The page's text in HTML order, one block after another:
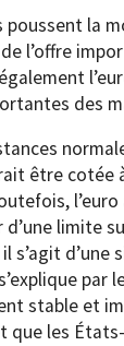
la
l’offre
des
être cotée
limite
s’agit d’une
par
stable et
que les